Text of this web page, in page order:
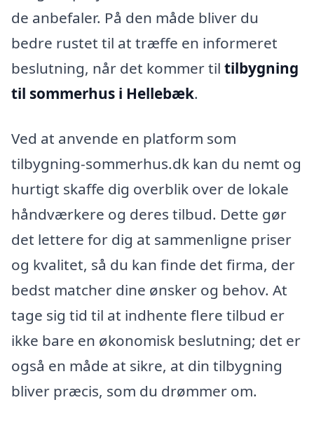
de anbefaler. På den måde bliver du
bedre rustet til at træffe en informeret
beslutning, når det kommer til tilbygning
til sommerhus i Hellebæk.
Ved at anvende en platform som
tilbygning-sommerhus.dk kan du nemt og
hurtigt skaffe dig overblik over de lokale
håndværkere og deres tilbud. Dette gør
det lettere for dig at sammenligne priser
og kvalitet, så du kan finde det firma, der
bedst matcher dine ønsker og behov. At
tage sig tid til at indhente flere tilbud er
ikke bare en økonomisk beslutning; det er
også en måde at sikre, at din tilbygning
bliver præcis, som du drømmer om.